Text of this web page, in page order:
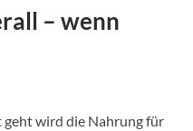
– wenn
geht wird die Nahrung für